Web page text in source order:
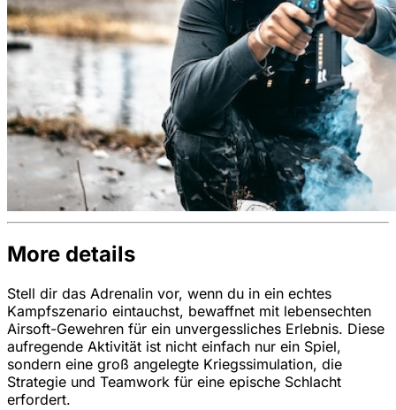
More details
Stell dir das Adrenalin vor, wenn du in ein echtes
Kampfszenario eintauchst, bewaffnet mit lebensechten
Airsoft-Gewehren für ein unvergessliches Erlebnis. Diese
aufregende Aktivität ist nicht einfach nur ein Spiel,
sondern eine groß angelegte Kriegssimulation, die
Strategie und Teamwork für eine epische Schlacht
erfordert.